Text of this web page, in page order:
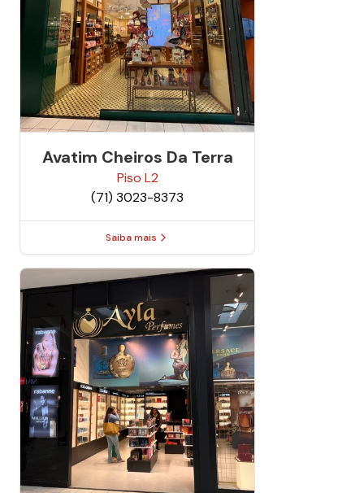
Avatim Cheiros Da Terra
Piso L2
(71) 3023-8373
Saiba mais